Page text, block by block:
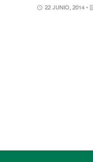
22 JUNIO, 2014 •